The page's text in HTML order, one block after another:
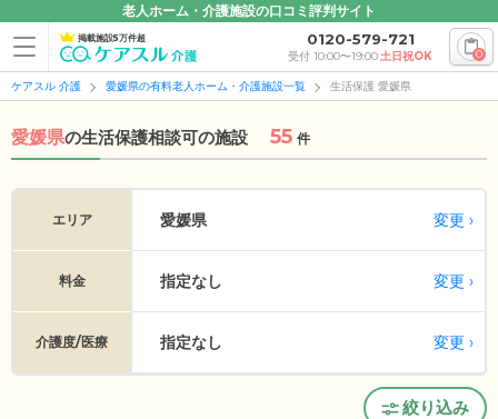
老人ホーム・介護施設の口コミ評判サイト
掲載施設5万件超 0120-579-721
受付 10:00〜19:00土日祝OK 0
ケアスル 介護 愛媛県の有料老人ホーム・介護施設一覧 生活保護 愛媛県
愛媛県の生活保護相談可の施設 55 件
エリア 愛媛県 変更
料金 指定なし 変更
介護度/医療 指定なし 変更
絞り込み